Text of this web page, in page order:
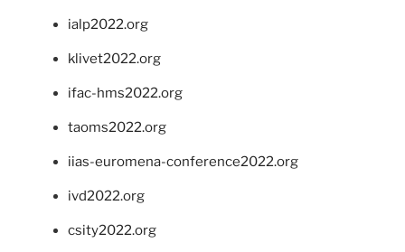
ialp2022.org
klivet2022.org
ifac-hms2022.org
taoms2022.org
iias-euromena-conference2022.org
ivd2022.org
csity2022.org